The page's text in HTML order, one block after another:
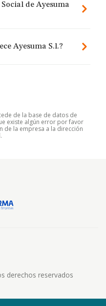
de Ayesuma
Ayesuma S.l.?
de la base de datos de
existe algún error por favor
de la empresa a la dirección
derechos reservados